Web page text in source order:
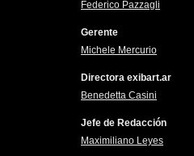
Federico Pazzagli
Gerente
Michele Mercurio
Directora exibart.ar
Benedetta Casini
Jefe de Redacción
Maximiliano Leyes